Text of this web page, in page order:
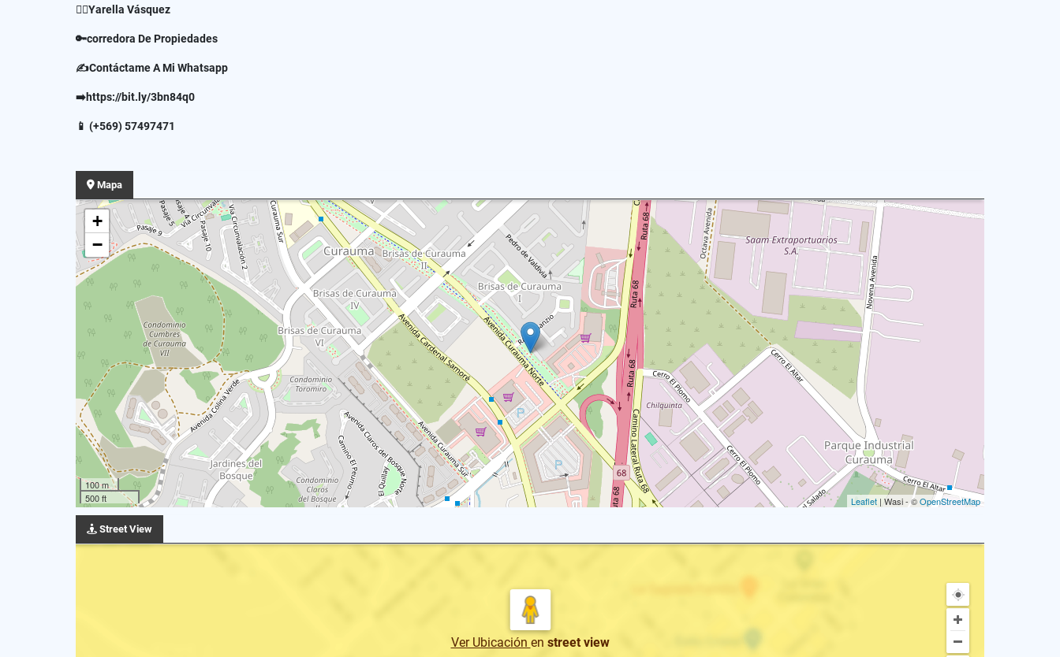
✍🏻Yarella Vásquez
🔑corredora De Propiedades
✍Contáctame A Mi Whatsapp
➡️https://bit.ly/3bn84q0
📱 (+569) 57497471
Mapa
+
−
100 m
500 ft
Leaflet | Wasi - ©OpenStreetMap
Street View
Ver Ubicación en street view